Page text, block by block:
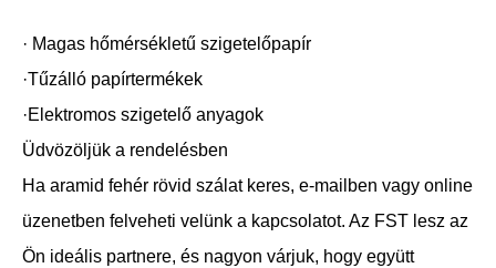
· Magas hőmérsékletű szigetelőpapír
·Tűzálló papírtermékek
·Elektromos szigetelő anyagok
Üdvözöljük a rendelésben
Ha aramid fehér rövid szálat keres, e-mailben vagy online
üzenetben felveheti velünk a kapcsolatot. Az FST lesz az
Ön ideális partnere, és nagyon várjuk, hogy együtt